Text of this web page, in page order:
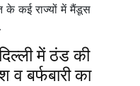
के कई राज्यों में मैंडूस
में ठंड की
व बर्फबारी का